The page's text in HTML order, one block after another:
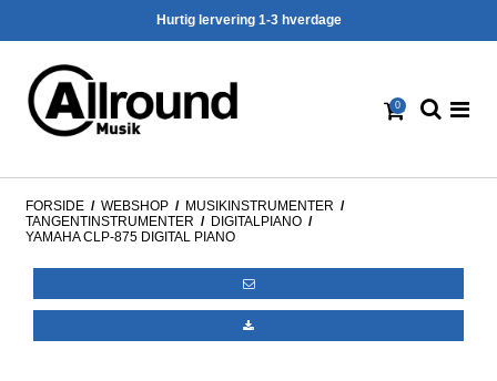
Hurtig lervering 1-3 hverdage
0
FORSIDE / WEBSHOP / MUSIKINSTRUMENTER /
TANGENTINSTRUMENTER / DIGITALPIANO /
YAMAHA CLP-875 DIGITAL PIANO